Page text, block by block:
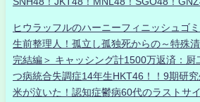
ヒウラッフルのハーニーフィニッシュゴ
生前整理人！孤立し孤独死からの～特殊
完結編＞ キャッシング計1500万返済：厨
つ病統合失調症14年生HKT46！！9期研
米が泣いた！認知症鬱病60代のラストサ